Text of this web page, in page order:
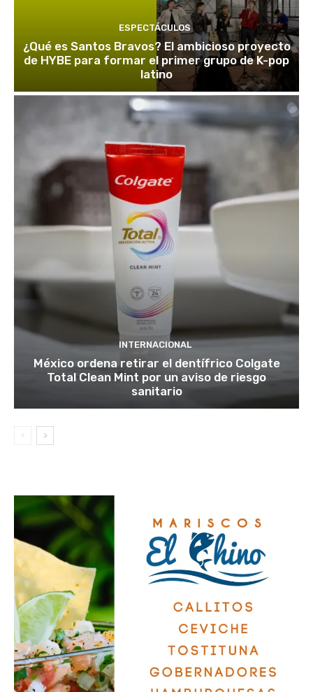
ESPECTÁCULOS
¿Qué es Santos Bravos? El ambicioso proyecto
de HYBE para formar el primer grupo de K-pop
latino
INTERNACIONAL
México ordena retirar el dentífrico Colgate
Total Clean Mint por un aviso de riesgo
sanitario